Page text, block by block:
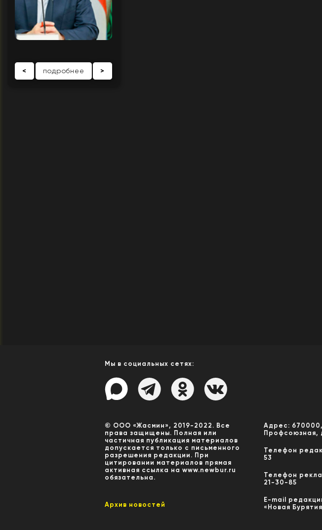
< подробнее >
Мы в социальных сетях:
© ООО «Жасмин», 2019-2022. Все
права защищены. Полная или
частичная публикация материалов
допускается только с письменного
разрешения редакции. При
цитировании материалов прямая
активная ссылка на www.newbur.ru
обязательна.
Архив новостей
Адрес: 670000,
Профсоюзная,
Телефон
53
Телефон
21-30-85
E-mail
«Новая